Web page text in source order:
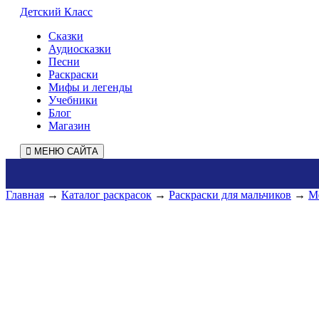
Детский Класс
Сказки
Аудиосказки
Песни
Раскраски
Мифы и легенды
Учебники
Блог
Магазин
МЕНЮ САЙТА
Главная → Каталог раскрасок → Раскраски для мальчиков →